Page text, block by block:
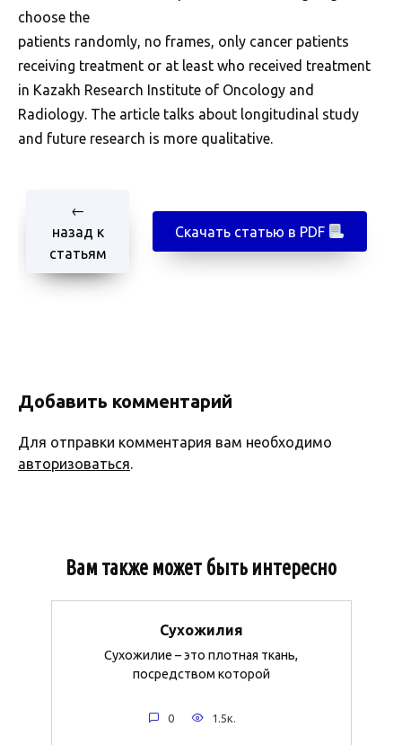
choose the
patients randomly, no frames, only cancer patients
receiving treatment or at least who received treatment
in Kazakh Research Institute of Oncology and
Radiology. The article talks about longitudinal study
and future research is more qualitative.
←
назад к
статьям
Скачать статью в PDF
Добавить комментарий
Для отправки комментария вам необходимо
авторизоваться.
Вам также может быть интересно
Сухожилия
Сухожилие – это плотная ткань,
посредством которой
0 1.5к.